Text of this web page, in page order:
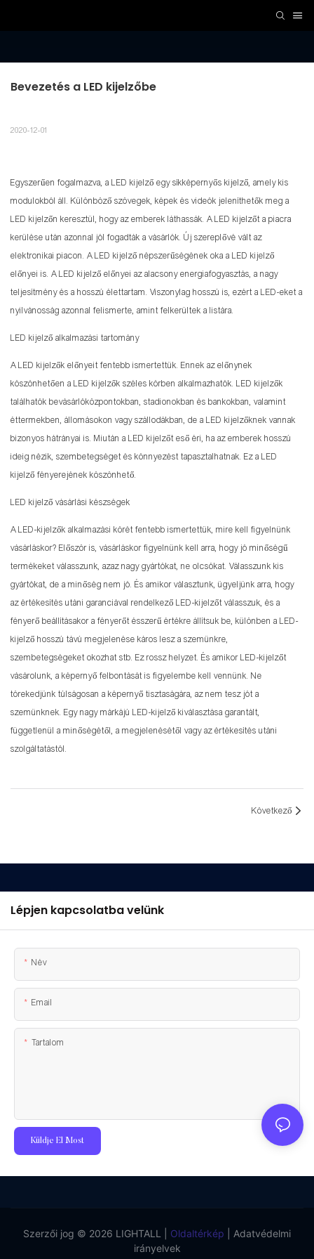
Bevezetés a LED kijelzőbe
2020-12-01
Egyszerűen fogalmazva, a LED kijelző egy síkképernyős kijelző, amely kis
modulokból áll. Különböző szövegek, képek és videók jeleníthetők meg a
LED kijelzőn keresztül, hogy az emberek láthassák. A LED kijelzőt a piacra
kerülése után azonnal jól fogadták a vásárlók. Új szereplővé vált az
elektronikai piacon. A LED kijelző népszerűségének oka a LED kijelző
előnyei is. A LED kijelző előnyei az alacsony energiafogyasztás, a nagy
teljesítmény és a hosszú élettartam. Viszonylag hosszú is, ezért a LED-eket a
nyilvánosság azonnal felismerte, amint felkerültek a listára.
LED kijelző alkalmazási tartomány
A LED kijelzők előnyeit fentebb ismertettük. Ennek az előnynek
köszönhetően a LED kijelzők széles körben alkalmazhatók. LED kijelzők
találhatók bevásárlóközpontokban, stadionokban és bankokban, valamint
éttermekben, állomásokon vagy szállodákban, de a LED kijelzőknek vannak
bizonyos hátrányai is. Miután a LED kijelzőt eső éri, ha az emberek hosszú
ideig nézik, szembetegséget és könnyezést tapasztalhatnak. Ez a LED
kijelző fényerejének köszönhető.
LED kijelző vásárlási készségek
A LED-kijelzők alkalmazási körét fentebb ismertettük, mire kell figyelnünk
vásárláskor? Először is, vásárláskor figyelnünk kell arra, hogy jó minőségű
termékeket válasszunk, azaz nagy gyártókat, ne olcsókat. Válasszunk kis
gyártókat, de a minőség nem jó. És amikor választunk, ügyeljünk arra, hogy
az értékesítés utáni garanciával rendelkező LED-kijelzőt válasszuk, és a
fényerő beállításakor a fényerőt ésszerű értékre állítsuk be, különben a LED-
kijelző hosszú távú megjelenése káros lesz a szemünkre,
szembetegségeket okozhat stb. Ez rossz helyzet. És amikor LED-kijelzőt
vásárolunk, a képernyő felbontását is figyelembe kell vennünk. Ne
törekedjünk túlságosan a képernyő tisztaságára, az nem tesz jót a
szemünknek. Egy nagy márkájú LED-kijelző kiválasztása garantált,
függetlenül a minőségétől, a megjelenésétől vagy az értékesítés utáni
szolgáltatástól.
Következő
Lépjen kapcsolatba velünk
Név
Email
Tartalom
Küldje El Most
Szerzői jog © 2026 LIGHTALL | Oldaltérkép
Adatvédelmi
irányelvek